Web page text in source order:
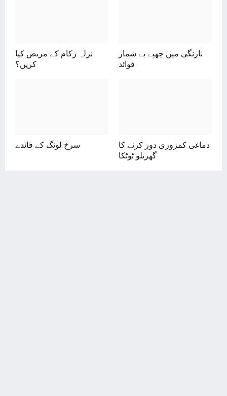
نزلہ زکام کے مریض کیا
کریں؟
نارنگی میں چھپے بے شمار
فوائد
سرخ لونگ کے فائدے
دماغی کمزوری دور کرنے کا
گھریلو ٹوٹکا